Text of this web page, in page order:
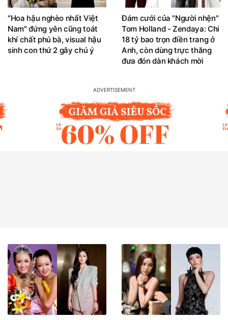
"Hoa hậu nghèo nhất Việt
Nam" đứng yên cũng toát
khí chất phú bà, visual hậu
sinh con thứ 2 gây chú ý
Đám cưới của "Người nhện"
Tom Holland - Zendaya: Chi
18 tỷ bao trọn điền trang ở
Anh, còn dùng trực thăng
đưa đón dàn khách mời